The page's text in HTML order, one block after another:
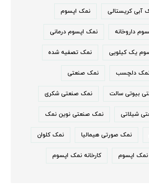
آبی کریستالی نمک اپسوم
داروخانه نمک اپسوم درمانی
یک کیلویی نمک تصفیه شده
دلچسب نمک صنعتی
بیوتی سالت نمک صنعتی شکری
شیلاتی نمک صنعتی نوین نمک
نمک صورتی هیمالیا نمک کلوان
اپسوم کارخانه نمک اپسوم